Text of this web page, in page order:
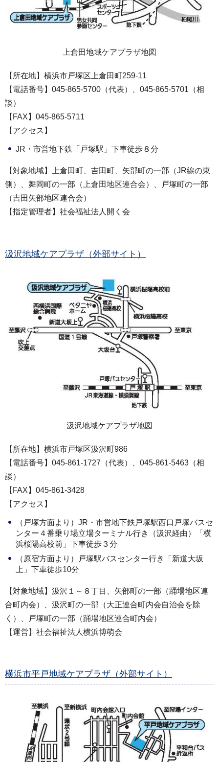
上倉田地域ケアプラザ地図
【所在地】横浜市戸塚区上倉田町259-11
【電話番号】045-865-5700（代表）、045-865-5701（相
談）
【FAX】045-865-5711
【アクセス】
JR・市営地下鉄「戸塚駅」下車徒歩８分
【対象地域】上倉田町、吉田町、矢部町の一部（JR線の東
側）、舞岡町の一部（上倉田地区連合会）、戸塚町の一部
（吉田矢部地区連合会）
【指定管理者】社会福祉法人開く会
汲沢地域ケアプラザ（外部サイト）
汲沢地域ケアプラザ地図
【所在地】横浜市戸塚区汲沢町986
【電話番号】045-861-1727（代表）、045-861-5463（相
談）
【FAX】045-861-3428
【アクセス】
（戸塚方面より）JR・市営地下鉄戸塚駅西口戸塚バスセ
ンター４番乗り場立場ターミナル行き（汲沢経由）「横
浜桜陽高校前」下車徒歩３分
（原宿方面より）戸塚駅バスセンター行き「新道大坂
上」下車徒歩10分
【対象地域】汲沢１～８丁目、矢部町の一部（踊場地区連
合町内会）、汲沢町の一部（大正連合町内会自治会を除
く）、戸塚町の一部（踊場地区連合町内会）
【運営】社会福祉法人横浜博萌会
横浜市平戸地域ケアプラザ（外部サイト）